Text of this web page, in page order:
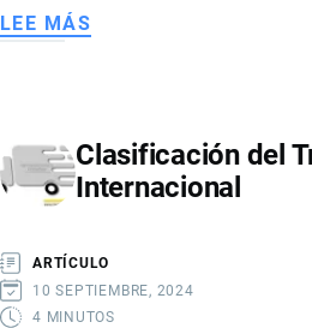
LEE MÁS
EN
CONTENEDOR
Clasificación del
Internacional
ARTÍCULO
10 SEPTIEMBRE, 2024
4 MINUTOS